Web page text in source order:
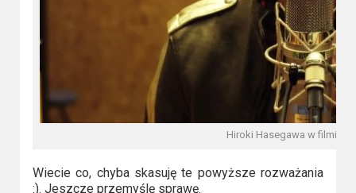
Hiroki Hasegawa w filmie
Wiecie co, chyba skasuję te powyższe rozważania
:). Jeszcze przemyślę sprawę.